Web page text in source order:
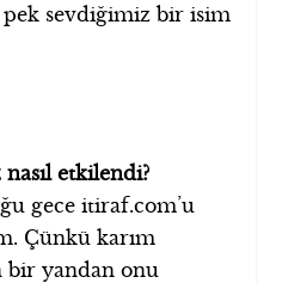
pek sevdiğimiz bir isim
nasıl etkilendi?
gece itiraf.com’u
Çünkü karım
bir yandan onu